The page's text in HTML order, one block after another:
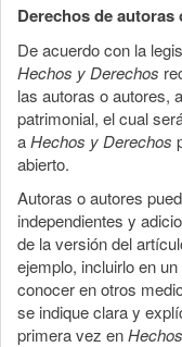
Derechos de autoras
De acuerdo con la
Hechos y Derechos
las autoras o autores,
patrimonial, el cual
aHechos y Derechos
abierto.
Autoras o autores
independientes y
de la versión del
ejemplo, incluirlo en
conocer en otros
se indique clara y
primera vez en